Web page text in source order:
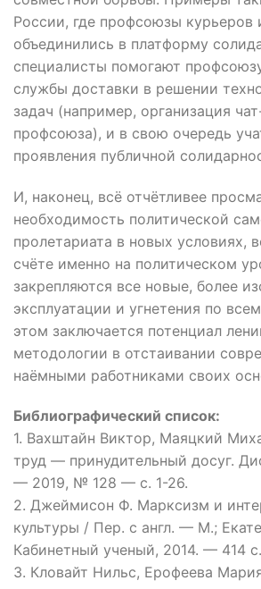
России, где профсоюзы курьеров
объединились в платформу
специалисты помогают
службы доставки в решении
задач (например, организация
профсоюза), и в свою очередь
проявления публичной
И, наконец, всё отчётливее
необходимость политической
пролетариата в новых условиях,
счёте именно на политическом
закрепляются все новые, более
эксплуатации и угнетения по
этом заключается потенциал
методологии в отстаивании
наёмными работниками своих
Библиографический список:
1. Вахштайн Виктор, Маяцкий
труд — принудительный досуг.
— 2019, № 128 — с. 1-26.
2. Джеймисон Ф. Марксизм и
культуры / Пер. с англ. — М.;
Кабинетный ученый, 2014. — 414 с.
3. Кловайт Нильс, Ерофеева